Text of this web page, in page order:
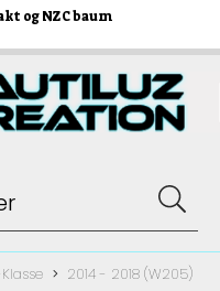
og NZC baum
2014 - 2018 (W205)